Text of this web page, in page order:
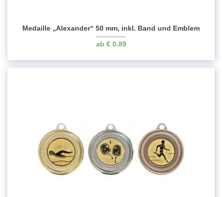
Medaille „Alexander“ 50 mm, inkl. Band und Emblem
€0.89